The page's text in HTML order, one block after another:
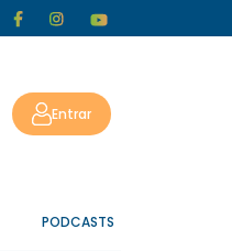
Entrar
PODCASTS